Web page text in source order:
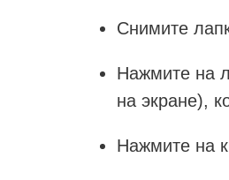
Снимите
Нажмите на
на экране),
Нажмите на